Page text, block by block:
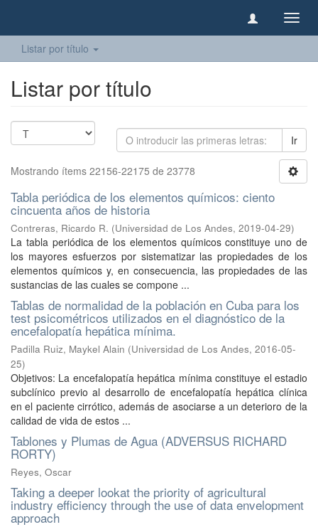
Listar por título
Listar por título
Ir
Mostrando ítems 22156-22175 de 23778
Tabla periódica de los elementos químicos: ciento
cincuenta años de historia
Contreras, Ricardo R. (Universidad de Los Andes, 2019-04-29)
La tabla periódica de los elementos químicos constituye uno de
los mayores esfuerzos por sistematizar las propiedades de los
elementos químicos y, en consecuencia, las propiedades de las
sustancias de las cuales se compone ...
Tablas de normalidad de la población en Cuba para los
test psicométricos utilizados en el diagnóstico de la
encefalopatía hepática mínima.
Padilla Ruiz, Maykel Alain (Universidad de Los Andes, 2016-05-
25)
Objetivos: La encefalopatía hepática mínima constituye el estadio
subclínico previo al desarrollo de encefalopatía hepática clínica
en el paciente cirrótico, además de asociarse a un deterioro de la
calidad de vida de estos ...
Tablones y Plumas de Agua (ADVERSUS RICHARD
RORTY)
Reyes, Oscar
Taking a deeper lookat the priority of agricultural
industry efficiency through the use of data envelopment
approach